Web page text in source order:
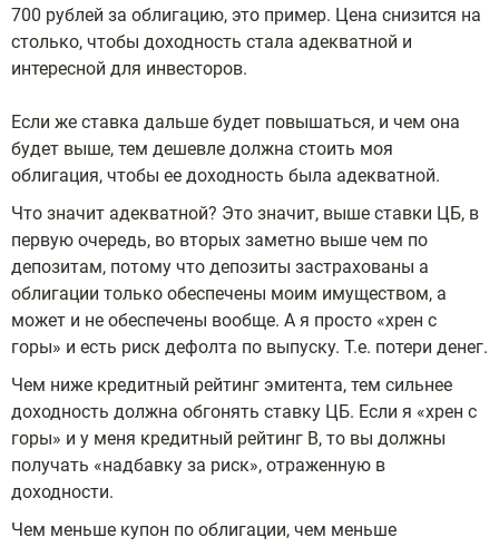
700 рублей за облигацию, это пример. Цена снизится на
столько, чтобы доходность стала адекватной и
интересной для инвесторов.
Если же ставка дальше будет повышаться, и чем она
будет выше, тем дешевле должна стоить моя
облигация, чтобы ее доходность была адекватной.
Что значит адекватной? Это значит, выше ставки ЦБ, в
первую очередь, во вторых заметно выше чем по
депозитам, потому что депозиты застрахованы а
облигации только обеспечены моим имуществом, а
может и не обеспечены вообще. А я просто «хрен с
горы» и есть риск дефолта по выпуску. Т.е. потери денег.
Чем ниже кредитный рейтинг эмитента, тем сильнее
доходность должна обгонять ставку ЦБ. Если я «хрен с
горы» и у меня кредитный рейтинг B, то вы должны
получать «надбавку за риск», отраженную в
доходности.
Чем меньше купон по облигации, чем меньше